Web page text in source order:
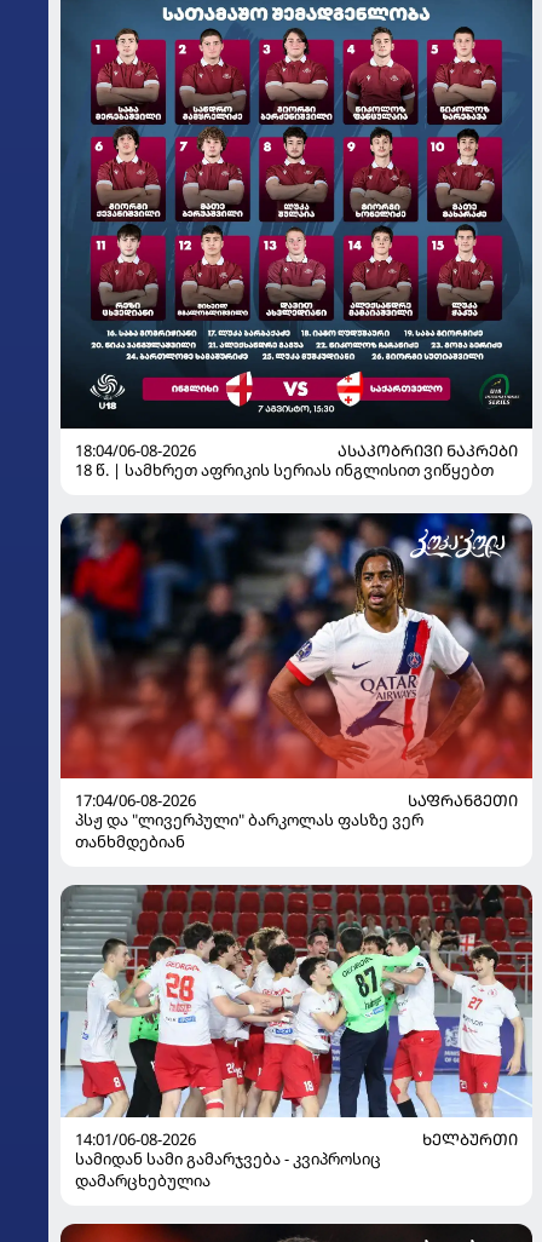
18:04/06-08-2026
ᲐᲡᲐᲙᲝᲑᲠᲘᲕᲘ ᲜᲐᲙᲠᲔᲑᲘ
18 წ. | სამხრეთ აფრიკის სერიას ინგლისით ვიწყებთ
17:04/06-08-2026
ᲡᲐᲤᲠᲐᲜᲒᲔᲗᲘ
პსჟ და "ლივერპული" ბარკოლას ფასზე ვერ
თანხმდებიან
14:01/06-08-2026
ᲮᲔᲚᲑᲣᲠᲗᲘ
სამიდან სამი გამარჯვება - კვიპროსიც
დამარცხებულია